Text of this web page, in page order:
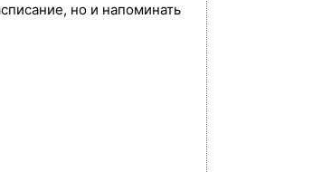
но и напоминать